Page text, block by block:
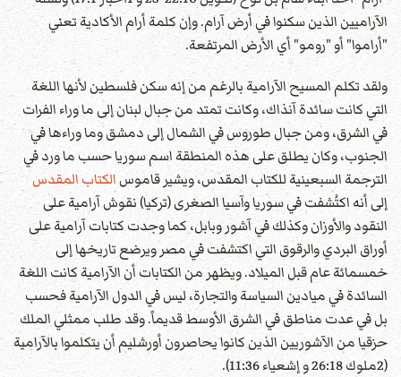
الآراميين الذين سكنوا في أرض آرام. وإن كلمة أرام الأكادية تعني
"أراموا" أو "رومو" أي الأرض المرتفعة.
ولقد تكلم المسيح الآرامية بالرغم من إنه سكن فلسطين لأنها اللغة
التي كانت سائدة آنذاك، وكانت تمتد من جبال لبنان إلى ما وراء الفرات
في الشرق، ومن جبال طوروس في الشمال إلى دمشق وما وراءها في
الجنوب، وكان يطلق على هذه المنطقة اسم سوريا حسب ما ورد في
الترجمة السبعينية للكتاب المقدس، ويشير قاموس الكتاب المقدس
إلى أنه اكتُشفت في سوريا وآسيا الصغرى (تركيا) نقوش آرامية على
النقود والأوزان وكذلك في آشور وبابل، كما وجدت كتابات آرامية على
أوراق البردي والرقوق التي اكتشفت في مصر ويرضع تاريخها إلى
خمسمائة عام قبل الميلاد. ويظهر من الكتابات أن الآرامية كانت اللغة
السائدة في ميادين السياسة والتجارة، ليس في الدول الآرامية فحسب
بل في عدت مناطق في الشرق الأوسط قديماً. وقد طلب ممثلي الملك
حزقيا من الآشوريين الذين كانوا يحاصرون أورشليم أن يتكلموا بالآرامية
(2ملوك 26:18 و إشعياء 11:36).